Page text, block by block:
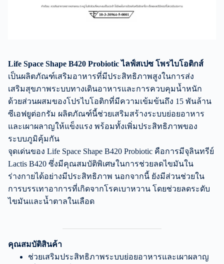
Life Space Shape B420 Probiotic ไลฟ์สเปซ โพรไบโอติกส์
เป็นผลิตภัณฑ์เสริมอาหารที่มีประสิทธิภาพสูงในการส่ง
เสริมสุขภาพระบบทางเดินอาหารและการควบคุมน้ำหนัก
ด้วยส่วนผสมของโปรไบโอติกที่มีความเข้มข้นถึง 15 พันล้าน
ซีเอฟยูต่อกรัม ผลิตภัณฑ์นี้ช่วยเสริมสร้างระบบย่อยอาหาร
และเผาผลาญให้แข็งแรง พร้อมทั้งเพิ่มประสิทธิภาพของ
ระบบภูมิคุ้มกัน
จุดเด่นของ Life Space Shape B420 Probiotic คือการมีจุลินทรีย์
Lactis B420 ซึ่งมีคุณสมบัติพิเศษในการช่วยลดไขมันใน
ร่างกายได้อย่างมีประสิทธิภาพ นอกจากนี้ ยังมีส่วนช่วยใน
การบรรเทาอาการที่เกิดจากโรคเบาหวาน โดยช่วยลดระดับ
ไขมันและน้ำตาลในเลือด
คุณสมบัติสินค้า
ช่วยเสริมประสิทธิภาพระบบย่อยอาหารและเผาผลาญ